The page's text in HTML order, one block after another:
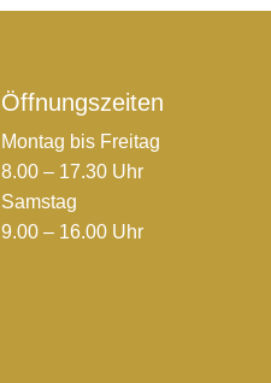
Öffnungszeiten
Montag bis Freitag
8.00 – 17.30 Uhr
Samstag
9.00 – 16.00 Uhr